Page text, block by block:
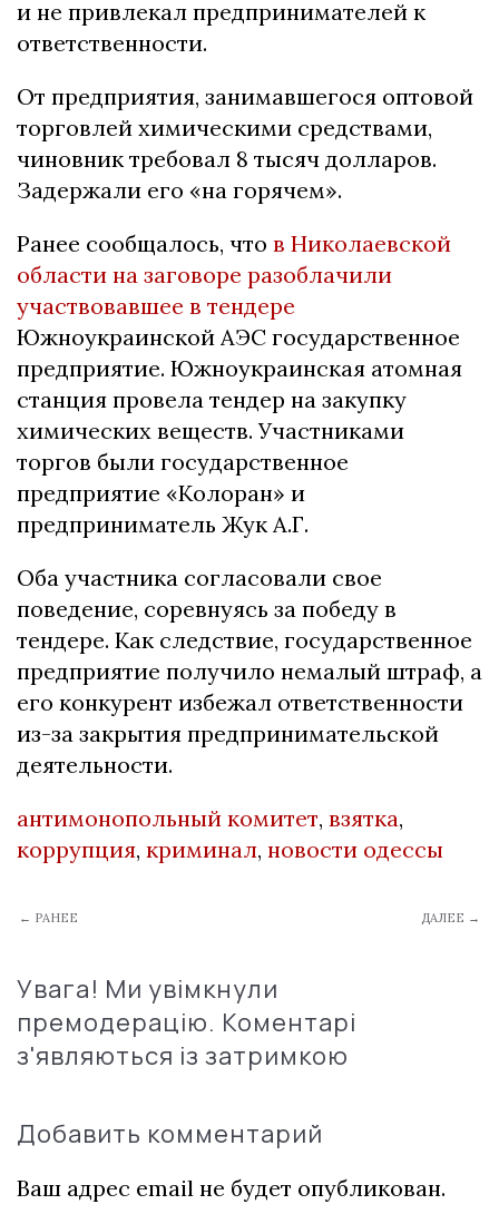
и не привлекал предпринимателей к
ответственности.
От предприятия, занимавшегося оптовой
торговлей химическими средствами,
чиновник требовал 8 тысяч долларов.
Задержали его «на горячем».
Ранее сообщалось, что в Николаевской
области на заговоре разоблачили
участвовавшее в тендере
Южноукраинской АЭС государственное
предприятие. Южноукраинская атомная
станция провела тендер на закупку
химических веществ. Участниками
торгов были государственное
предприятие «Колоран» и
предприниматель Жук А.Г.
Оба участника согласовали свое
поведение, соревнуясь за победу в
тендере. Как следствие, государственное
предприятие получило немалый штраф, а
его конкурент избежал ответственности
из-за закрытия предпринимательской
деятельности.
антимонопольный комитет, взятка,
коррупция, криминал, новости одессы
← РАНЕЕ ДАЛЕЕ →
Увага! Ми увімкнули
премодерацію. Коментарі
з'являються із затримкою
Добавить комментарий
Ваш адрес email не будет опубликован.